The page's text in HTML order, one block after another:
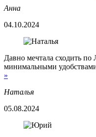
Анна
04.10.2024
Давно мечтала сходить по
минимальными
»
Наталья
05.08.2024